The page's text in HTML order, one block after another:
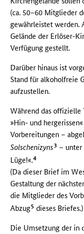
(ca. 50–60 Mitglieder
gewährleistet werden.
Gelände der Erlöser-
Verfügung gestellt.
Darüber hinaus ist
Stand für alkoholfreie
aufzustellen.
Während das offizielle
»Hin- und
Vorbereitungen –
Solschenizyns3 –
Lüge!«.4
(Da dieser Brief im
Gestaltung der
die Mitglieder des
Abzug5 dieses Briefes.)
Die Umsetzung der in